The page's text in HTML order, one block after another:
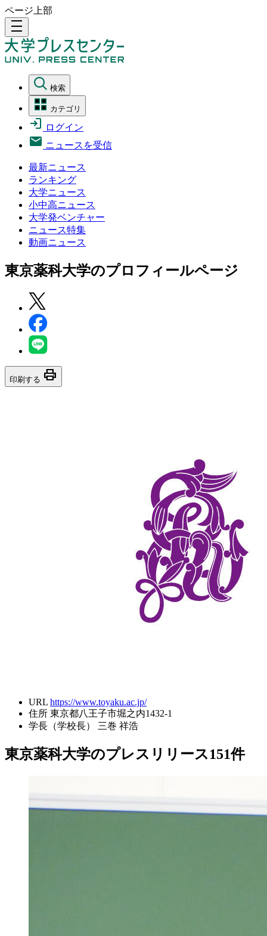
ページ上部
density_medium
検索
カテゴリ
ログイン
ニュースを受信
最新ニュース
ランキング
大学ニュース
小中高ニュース
大学発ベンチャー
ニュース特集
動画ニュース
東京薬科大学のプロフィールページ
印刷する print
URL https://www.toyaku.ac.jp/
住所 東京都八王子市堀之内1432-1
学長（学校長）
三巻 祥浩
東京薬科大学のプレスリリース151件